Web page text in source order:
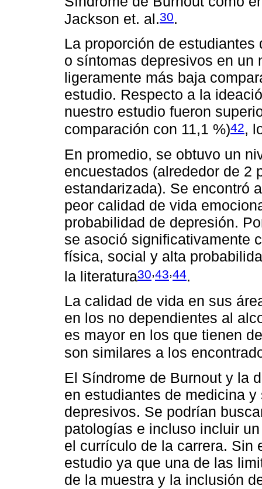
Jackson et. al.30.
La proporción de
o síntomas depresivos en un
ligeramente más baja
estudio. Respecto a la
nuestro estudio fueron
comparación con 11,1 %)42,
En promedio, se obtuvo un
encuestados (alrededor de 2
estandarizada). Se encontró
peor calidad de vida
probabilidad de depresión.
se asoció significativamente
física, social y alta
la literatura30,43,44.
La calidad de vida en sus
en los no dependientes al
es mayor en los que tienen
son similares a los
El Síndrome de Burnout y la
en estudiantes de medicina
depresivos. Se podrían
patologías e incluso incluir
el currículo de la carrera. Sin
estudio ya que una de las
de la muestra y la inclusión